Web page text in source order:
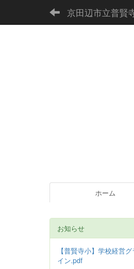
京田辺市立普賢
ホーム
お知らせ
【普賢寺小】学校経営
イン.pdf